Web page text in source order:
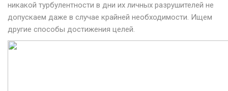
никакой турбулентности в дни их личных разрушителей не
допускаем даже в случае крайней необходимости. Ищем
другие способы достижения целей.